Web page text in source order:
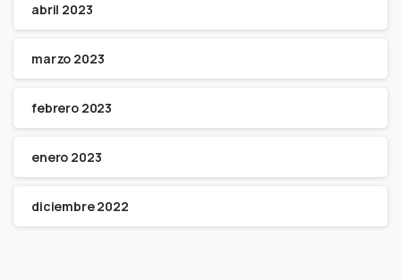
abril 2023
marzo 2023
febrero 2023
enero 2023
diciembre 2022